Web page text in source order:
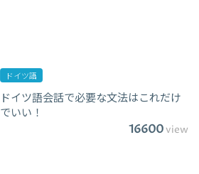
ドイツ語
ドイツ語会話で必要な文法はこれだけ
でいい！
16600view